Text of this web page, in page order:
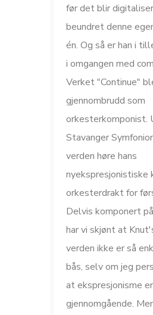
før det blir
beundret denne
én. Og så er han i
i omgangen med
Verket "Continue"
gjennombrudd som
orkesterkomponist.
Stavanger
verden høre hans
nyekspresjonistiske
orkesterdrakt for
Delvis komponert
har vi skjønt at
verden ikke er så
bås, selv om jeg
at ekspresjonisme er
gjennomgående.